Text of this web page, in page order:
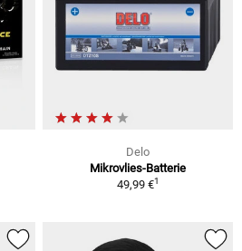
Delo
Mikrovlies-Batterie
49,99 €1